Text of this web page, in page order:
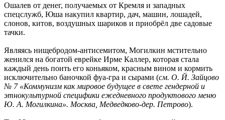
Ошалев от денег, получаемых от Кремля и западных
спецслужб, Юша накупил квартир, дач, машин, лошадей,
слонов, китов, воздушных шариков и приобрёл две садовые
тачки.
Являясь нищебродом-антисемитом, Могилкин мстительно
женился на богатой еврейке Ирме Каллер, которая стала
каждый день поить его коньяком, красным вином и кормить
исключительно баночкой фуа-гра и сырами (см. О. Й. Зайцово
№ 7 «Коммунизм как мировое будущее в свете гендерной и
этнокультурной специфики ежедневного продуктового меню
Ю. А. Могилкина». Москва, Медведково-дер. Петрово).